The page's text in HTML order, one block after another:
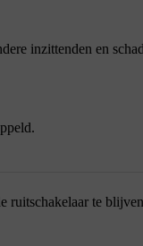
inzittenden en
te